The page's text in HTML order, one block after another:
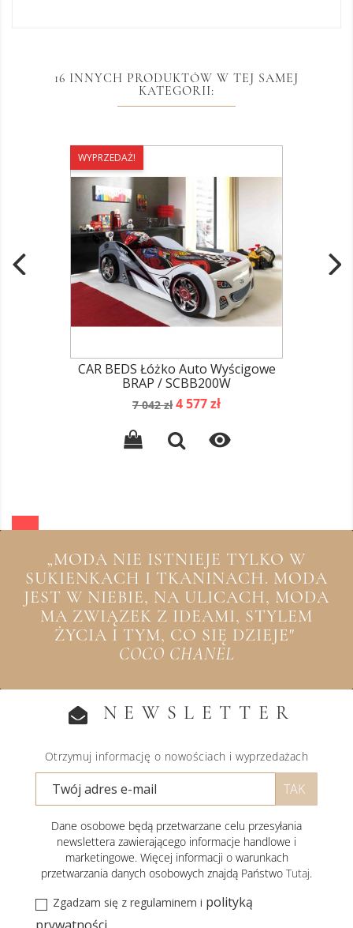
16 INNYCH PRODUKTÓW W TEJ SAMEJ
KATEGORII:
WYPRZEDAŻ!
CAR BEDS Łóżko Auto Wyścigowe
BRAP / SCBB200W
Cena
7 042 zł Cena
4 577 zł

„MODA NIE ISTNIEJE TYLKO W
SUKIENKACH I TKANINACH. MODA
JEST W NIEBIE, NA ULICACH, MODA
MA ZWIĄZEK Z IDEAMI, STYLEM
ŻYCIA I TYM, CO SIĘ DZIEJE"
COCO CHANEL
NEWSLETTER
Otrzymuj informację o nowościach i wyprzedażach
Dane osobowe będą przetwarzane celu przesyłania
newslettera zawierającego informacje handlowe i
marketingowe. Więcej informacji o warunkach
przetwarzania danych osobowych znajdą Państwo Tutaj.
Zgadzam się z regulaminem i polityką